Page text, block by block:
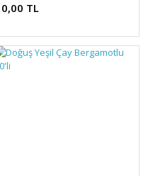
0,00 TL